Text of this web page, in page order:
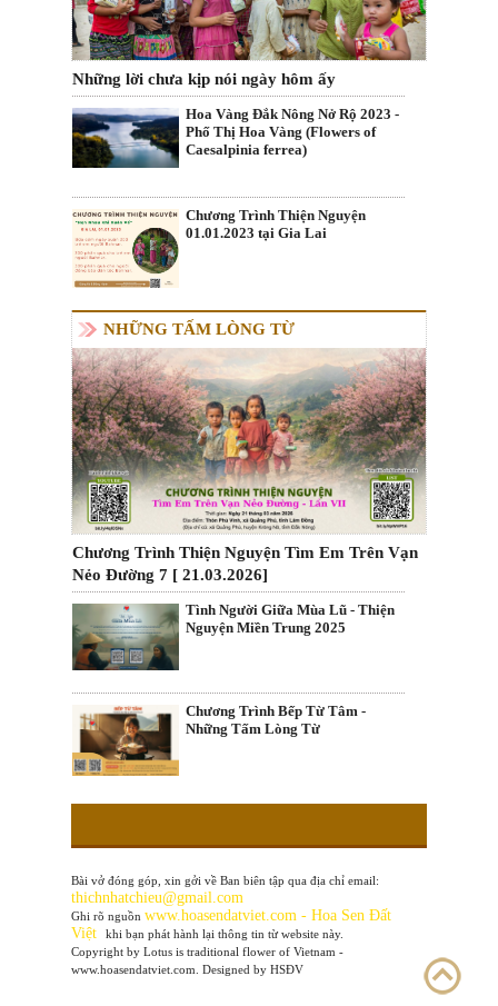
Những lời chưa kịp nói ngày hôm ấy
Hoa Vàng Đắk Nông Nở Rộ 2023 -
Phố Thị Hoa Vàng (Flowers of
Caesalpinia ferrea)
Chương Trình Thiện Nguyện
01.01.2023 tại Gia Lai
NHỮNG TẤM LÒNG TỪ
Chương Trình Thiện Nguyện Tìm Em Trên Vạn
Nẻo Đường 7 [ 21.03.2026]
Tình Người Giữa Mùa Lũ - Thiện
Nguyện Miền Trung 2025
Chương Trình Bếp Từ Tâm -
Những Tấm Lòng Từ
Bài vở đóng góp, xin gởi về Ban biên tập qua địa chỉ email:
thichnhatchieu@gmail.com
Ghi rõ nguồn www.hoasendatviet.com - Hoa Sen Đất
Việt
khi bạn phát hành lại thông tin từ website này.
Copyright by Lotus is traditional flower of Vietnam -
www.hoasendatviet.com. Designed by HSĐV